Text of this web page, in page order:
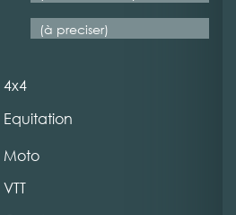
4x4
Equitation
Moto
VTT